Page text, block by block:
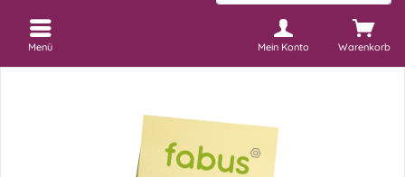
Warenkorb
Mein Konto
Menü